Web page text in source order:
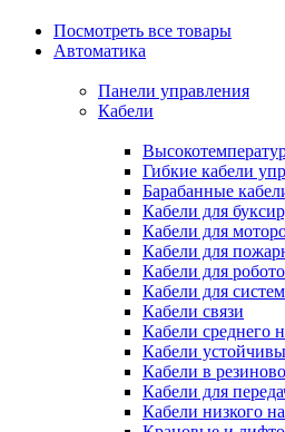
Посмотреть все товары
Автоматика
Панели управления
Кабели
Гибкие кабели
Барабанные
Кабели для
Кабели для
Кабели для
Кабели для
Кабели для
Кабели связи
Кабели среднего
Кабели
Кабели в
Кабели для
Кабели низкого